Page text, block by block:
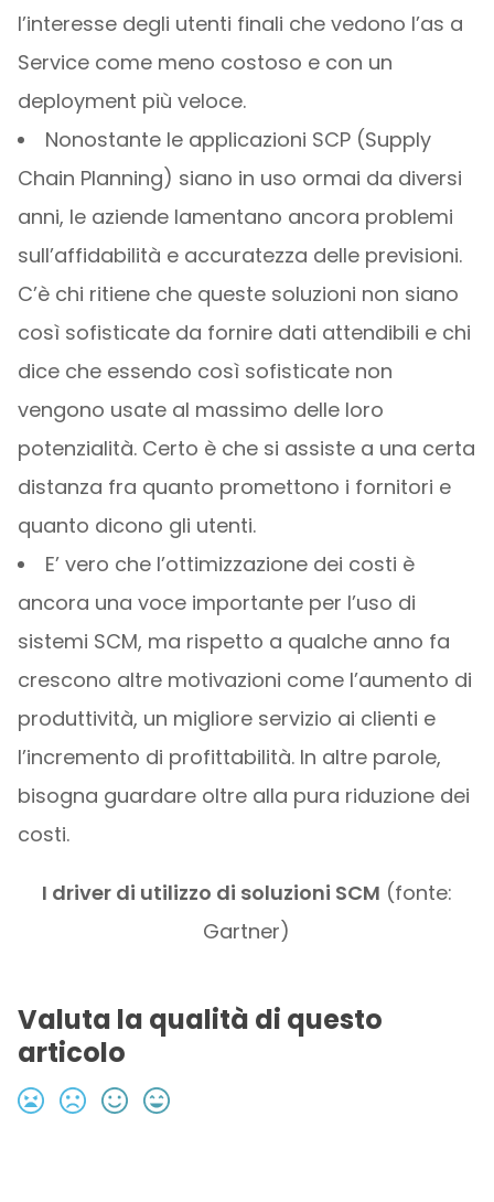
l’interesse degli utenti finali che vedono l’as a
Service come meno costoso e con un
deployment più veloce.
Nonostante le applicazioni SCP (Supply
Chain Planning) siano in uso ormai da diversi
anni, le aziende lamentano ancora problemi
sull’affidabilità e accuratezza delle previsioni.
C’è chi ritiene che queste soluzioni non siano
così sofisticate da fornire dati attendibili e chi
dice che essendo così sofisticate non
vengono usate al massimo delle loro
potenzialità. Certo è che si assiste a una certa
distanza fra quanto promettono i fornitori e
quanto dicono gli utenti.
E’ vero che l’ottimizzazione dei costi è
ancora una voce importante per l’uso di
sistemi SCM, ma rispetto a qualche anno fa
crescono altre motivazioni come l’aumento di
produttività, un migliore servizio ai clienti e
l’incremento di profittabilità. In altre parole,
bisogna guardare oltre alla pura riduzione dei
costi.
I driver di utilizzo di soluzioni SCM (fonte:
Gartner)
Valuta la qualità di questo
articolo